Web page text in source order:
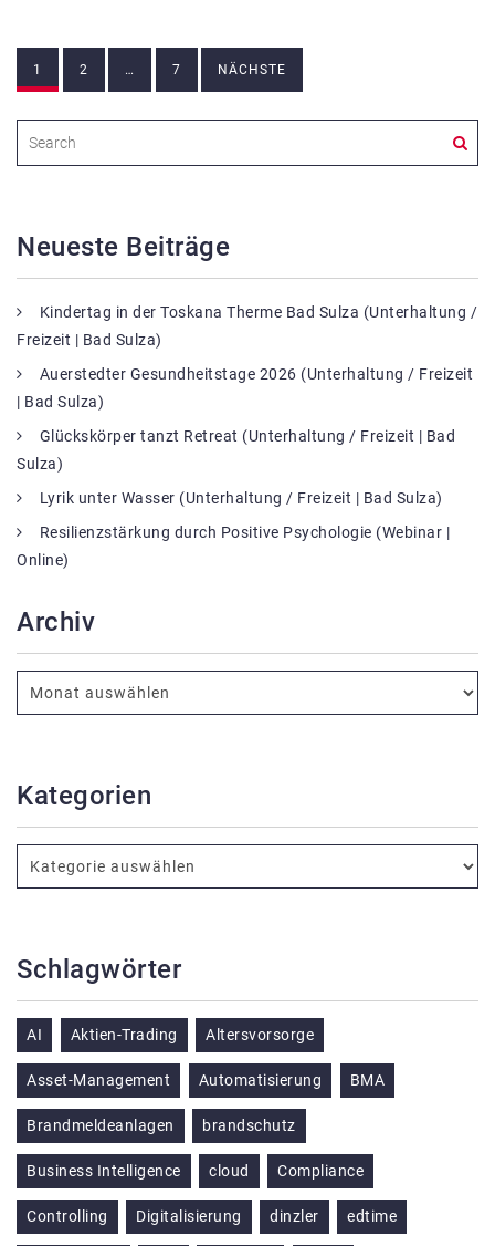
Beitragsnavigation
1 2 … 7 NÄCHSTE
Neueste Beiträge
Kindertag in der Toskana Therme Bad Sulza (Unterhaltung /
Freizeit | Bad Sulza)
Auerstedter Gesundheitstage 2026 (Unterhaltung / Freizeit
| Bad Sulza)
Glückskörper tanzt Retreat (Unterhaltung / Freizeit | Bad
Sulza)
Lyrik unter Wasser (Unterhaltung / Freizeit | Bad Sulza)
Resilienzstärkung durch Positive Psychologie (Webinar |
Online)
Archiv
Kategorien
Schlagwörter
AI Aktien-Trading Altersvorsorge
Asset-Management Automatisierung BMA
Brandmeldeanlagen brandschutz
Business Intelligence cloud Compliance
Controlling Digitalisierung dinzler edtime